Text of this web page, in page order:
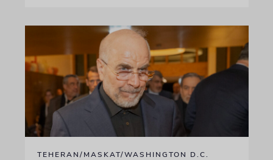
TEHERAN/MASKAT/WASHINGTON D.C.